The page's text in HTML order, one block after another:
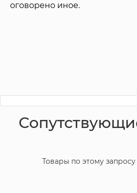
оговорено иное.
Товары по этому запросу